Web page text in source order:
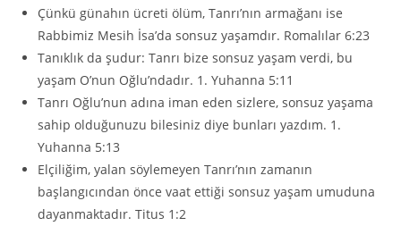
Çünkü günahın ücreti ölüm, Tanrı’nın armağanı ise
Rabbimiz Mesih İsa’da sonsuz yaşamdır. Romalılar 6:23
Tanıklık da şudur: Tanrı bize sonsuz yaşam verdi, bu
yaşam O’nun Oğlu’ndadır. 1. Yuhanna 5:11
Tanrı Oğlu’nun adına iman eden sizlere, sonsuz yaşama
sahip olduğunuzu bilesiniz diye bunları yazdım. 1.
Yuhanna 5:13
Elçiliğim, yalan söylemeyen Tanrı’nın zamanın
başlangıcından önce vaat ettiği sonsuz yaşam umuduna
dayanmaktadır. Titus 1:2